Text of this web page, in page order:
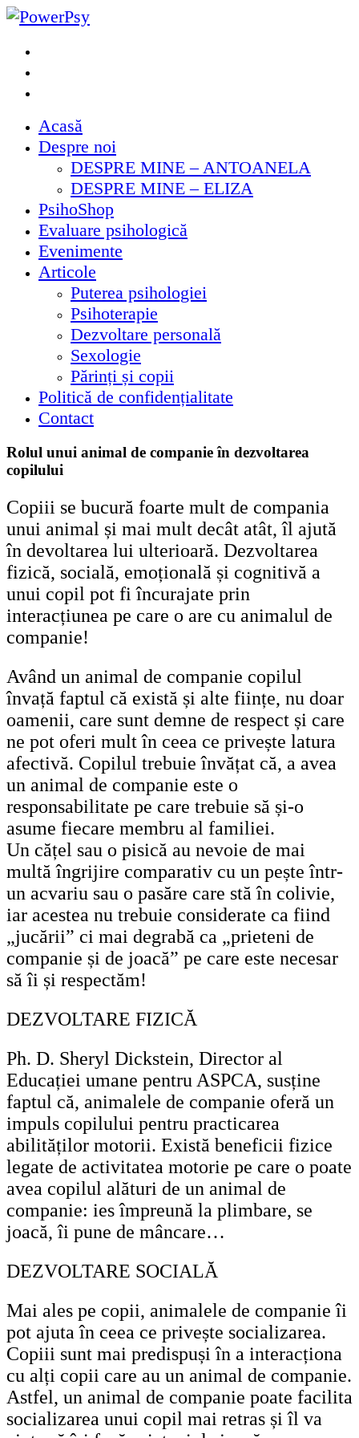
Skip
content
PowerPsy
Acasă
Despre noi
DESPRE MINE – ANTOANELA
DESPRE MINE – ELIZA
PsihoShop
Evaluare psihologică
Evenimente
Articole
Puterea psihologiei
Psihoterapie
Dezvoltare personală
Sexologie
Părinți și copii
Politică de confidențialitate
Contact
Rolul unui animal de companie în dezvoltarea
copilului
Copiii se bucură foarte mult de compania
unui animal și mai mult decât atât, îl ajută
în devoltarea lui ulterioară. Dezvoltarea
fizică, socială, emoțională și cognitivă a
unui copil pot fi încurajate prin
interacțiunea pe care o are cu animalul de
companie!
Având un animal de companie copilul
învață faptul că există și alte ființe, nu doar
oamenii, care sunt demne de respect și care
ne pot oferi mult în ceea ce privește latura
afectivă. Copilul trebuie învățat că, a avea
un animal de companie este o
responsabilitate pe care trebuie să și-o
asume fiecare membru al familiei.
Un cățel sau o pisică au nevoie de mai
multă îngrijire comparativ cu un pește într-
un acvariu sau o pasăre care stă în colivie,
iar acestea nu trebuie considerate ca fiind
„jucării” ci mai degrabă ca „prieteni de
companie și de joacă” pe care este necesar
să îi și respectăm!
DEZVOLTARE FIZICĂ
Ph. D. Sheryl Dickstein, Director al
Educației umane pentru ASPCA, susține
faptul că, animalele de companie oferă un
impuls copilului pentru practicarea
abilităților motorii. Există beneficii fizice
legate de activitatea motorie pe care o poate
avea copilul alături de un animal de
companie: ies împreună la plimbare, se
joacă, îi pune de mâncare…
DEZVOLTARE SOCIALĂ
Mai ales pe copii, animalele de companie îi
pot ajuta în ceea ce privește socializarea.
Copiii sunt mai predispuși în a interacționa
cu alți copii care au un animal de companie.
Astfel, un animal de companie poate facilita
socializarea unui copil mai retras și îl va